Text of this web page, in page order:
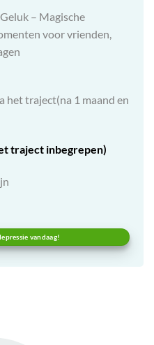
– Magische
voor vrienden,
het traject(na 1 maand en
traject inbegrepen)
vandaag!